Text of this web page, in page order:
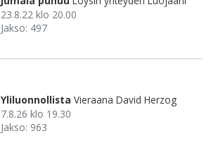
23.8.22 klo 20.00
Jakso: 497
Yliluonnollista Vieraana David Herzog
7.8.26 klo 19.30
Jakso: 963